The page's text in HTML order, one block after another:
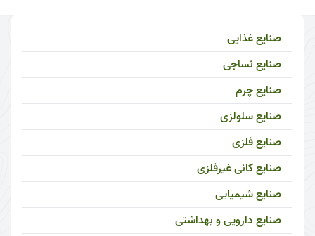
صنایع غذایی
صنایع نساجی
صنایع چرم
صنایع سلولزی
صنایع فلزی
صنایع کانی غیرفلزی
صنایع شیمیایی
صنایع دارویی و بهداشتی